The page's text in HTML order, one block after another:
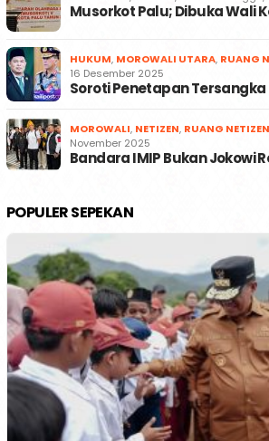
Musorkot Palu; Dibuka Wali
HUKUM, MOROWALI UTARA, RUANG
16 Desember 2025
Soroti Penetapan Tersangka
MOROWALI, NETIZEN, RUANG NETIZEN
November 2025
Bandara IMIP Bukan Jokowi
POPULER SEPEKAN